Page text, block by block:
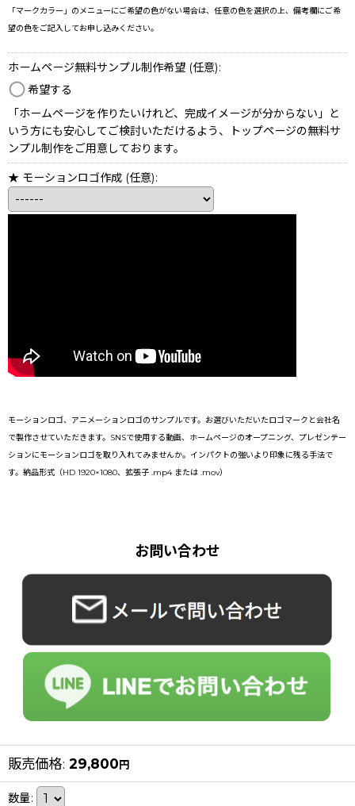
「マークカラー」のメニューにご希望の色がない場合は、任意の色を選択の上、備考欄にご希
望の色をご記入してお申し込みください。
ホームページ無料サンプル制作希望 (任意):
希望する
「ホームページを作りたいけれど、完成イメージが分からない」と
いう方にも安心してご検討いただけるよう、トップページの無料サ
ンプル制作をご用意しております。
★ モーションロゴ作成 (任意):
モーションロゴ、アニメーションロゴのサンプルです。お選びいただいたロゴマークと会社名
で製作させていただきます。SNSで使用する動画、ホームページのオープニング、プレゼンテー
ションにモーションロゴを取り入れてみませんか。インパクトの強いより印象に残る手法で
す。納品形式（HD 1920×1080、拡張子 .mp4 または .mov）
お問い合わせ
販売価格: 29,800円
数量: